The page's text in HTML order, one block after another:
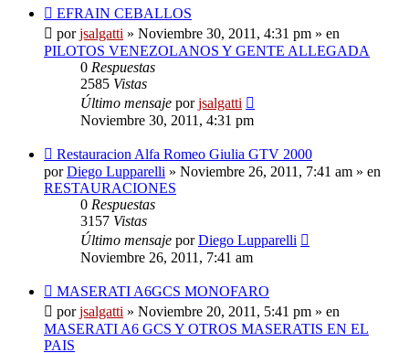
Nuevo
mensaje
EFRAIN CEBALLOS
porjsalgatti » Noviembre 30, 2011, 4:31 pm » en
PILOTOS VENEZOLANOS Y GENTE ALLEGADA
0 Respuestas
2585 Vistas
Último mensaje porjsalgatti
Noviembre 30, 2011, 4:31 pm
Nuevo
mensaje
Restauracion Alfa Romeo Giulia GTV 2000
porDiego Lupparelli » Noviembre 26, 2011, 7:41 am » en
RESTAURACIONES
0 Respuestas
3157 Vistas
Último mensaje porDiego Lupparelli
Noviembre 26, 2011, 7:41 am
Nuevo
mensaje
MASERATI A6GCS MONOFARO
porjsalgatti » Noviembre 20, 2011, 5:41 pm » en
MASERATI A6 GCS Y OTROS MASERATIS EN EL
PAIS